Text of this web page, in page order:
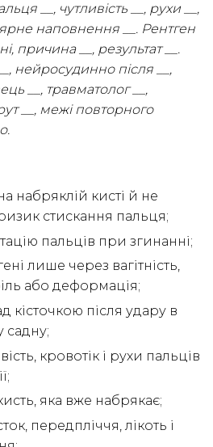
__, чутливість __, рухи __,
наповнення __. Рентген
причина __, результат __.
нейросудинно після __,
__, травматолог __,
__, межі повторного
набряклій кисті й не
стискання пальця;
пальців при згинанні;
лише через вагітність,
або деформація;
кісточкою після удару в
садну;
кровотік і рухи пальців
яка вже набрякає;
передпліччя, лікоть і